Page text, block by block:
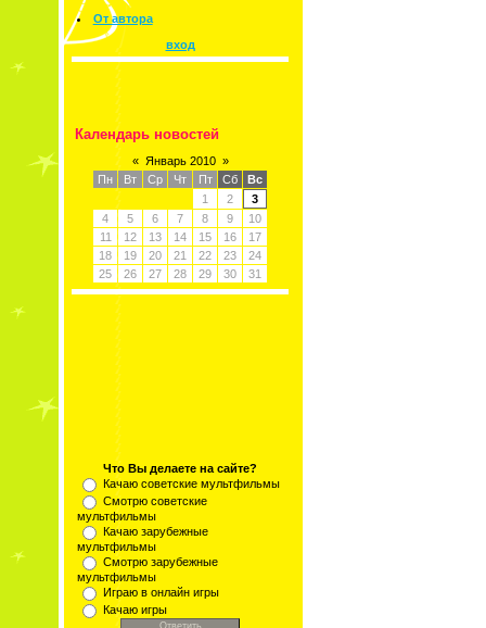
От автора
вход
Календарь новостей
« Январь 2010 »
Пн
Вт Ср Чт Пт Сб
Вс
1
2
3
4
5 6 7 8 9
10
11
12 13 14 15 16
17
18
19 20 21 22 23
24
25
26 27 28 29 30 31
Что Вы делаете на сайте?
Качаю советские мультфильмы
Смотрю советские
мультфильмы
Качаю зарубежные
мультфильмы
Смотрю зарубежные
мультфильмы
Играю в онлайн игры
Качаю игры